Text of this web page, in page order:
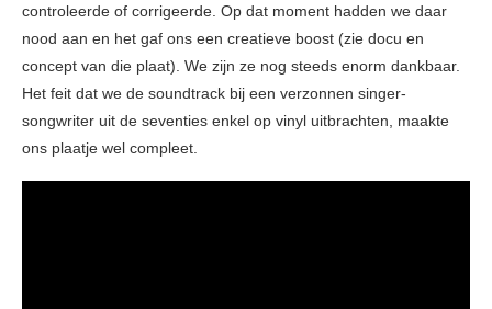
controleerde of corrigeerde. Op dat moment hadden we daar
nood aan en het gaf ons een creatieve boost (zie docu en
concept van die plaat). We zijn ze nog steeds enorm dankbaar.
Het feit dat we de soundtrack bij een verzonnen singer-
songwriter uit de seventies enkel op vinyl uitbrachten, maakte
ons plaatje wel compleet.